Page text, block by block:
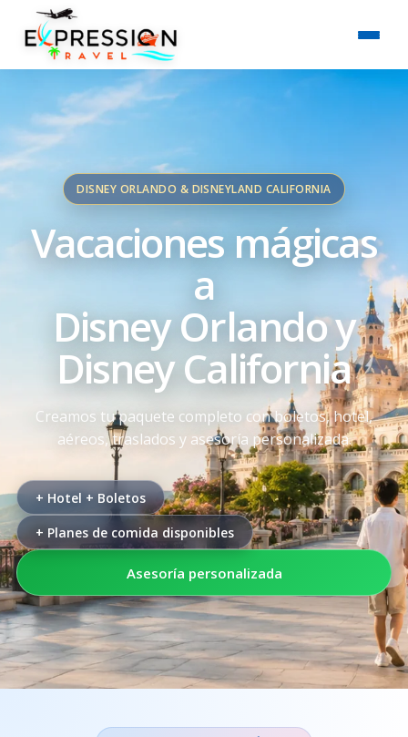
DISNEY ORLANDO & DISNEYLAND CALIFORNIA
Vacaciones mágicas
a
Disney Orlando y
Disney California
Creamos tu paquete completo con boletos, hotel,
aéreos, traslados y asesoría personalizada.
+ Hotel + Boletos
+ Planes de comida disponibles
Asesoría personalizada